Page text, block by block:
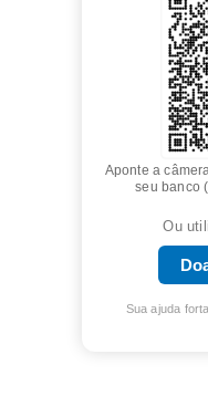
Aponte a
seu banco
Ou
Sua ajuda